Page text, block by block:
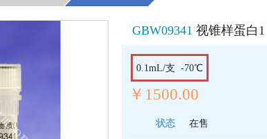
GBW09341 视锥样蛋白
0.1mL/支 -70℃
￥1500.00
状态 在售